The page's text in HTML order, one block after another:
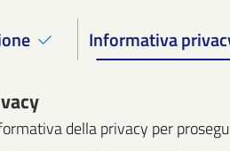
Informativa
della privacy per